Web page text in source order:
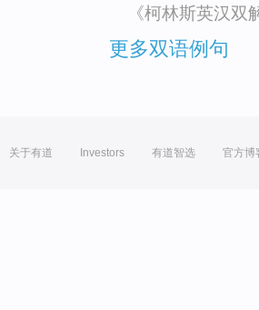
《柯林斯英汉双
更多双语例句
关于有道 Investors 有道智选 官方博